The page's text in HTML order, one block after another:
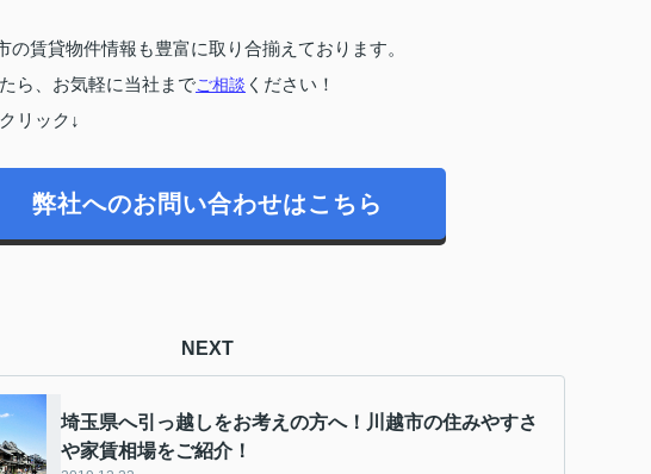
の賃貸物件情報も豊富に取り合揃えております。
ら、お気軽に当社までご相談 ください！
リック↓
弊社へのお問い合わせはこちら
NEXT
埼玉県へ引っ越しをお考えの方へ！川越市の住みやすさ
や家賃相場をご紹介！